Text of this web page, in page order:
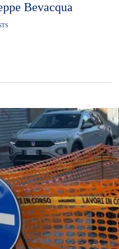
Bevacqua